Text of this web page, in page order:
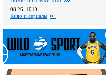
08:26 1010
Кино и сериалы